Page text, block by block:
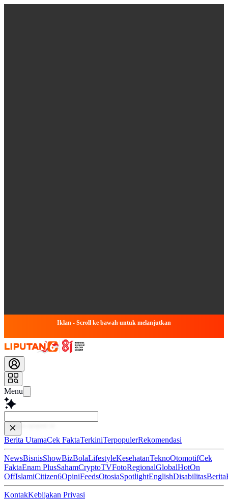
Iklan - Scroll ke bawah untuk melanjutkan
Menu
Baca lebih
Berita UtamaCek FaktaTerkiniTerpopulerRekomendasi
NewsBisnisShowBizBolaLifestyleKesehatanTeknoOtomotifCek
FaktaEnam PlusSahamCryptoTVFotoRegionalGlobalHotOn
OffIslamiCitizen6OpiniFeedsOtosiaSpotlightEnglishDisabilitasBerita
KontakKebijakan Privasi